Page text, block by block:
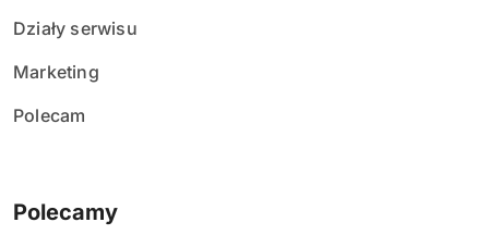
Działy serwisu
Marketing
Polecam
Polecamy